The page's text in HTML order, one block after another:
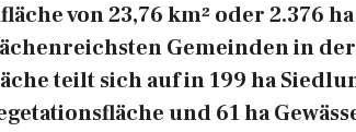
von 23,76 km² oder 2.376
Gemeinden in
teilt sich auf in 199 ha
und 61 ha